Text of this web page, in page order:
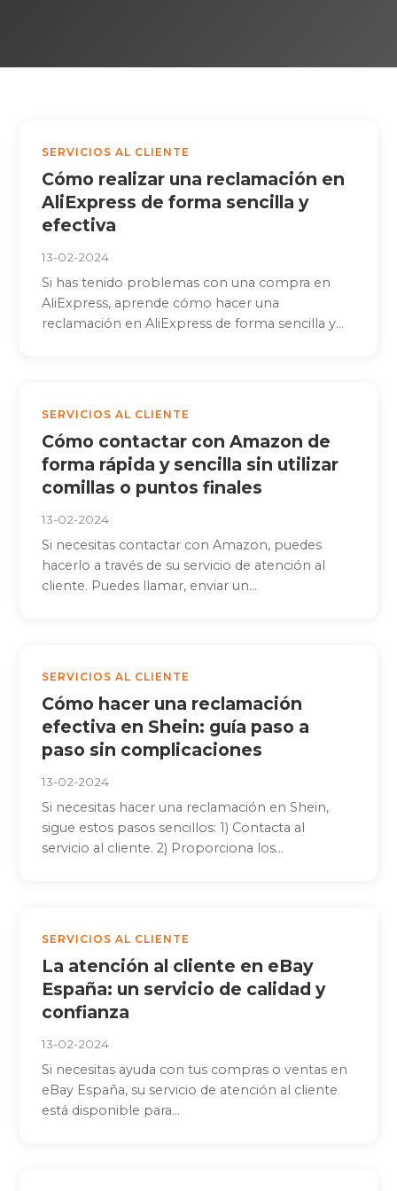
SERVICIOS AL CLIENTE
Cómo realizar una reclamación en
AliExpress de forma sencilla y
efectiva
13-02-2024
Si has tenido problemas con una compra en
AliExpress, aprende cómo hacer una
reclamación en AliExpress de forma sencilla y...
SERVICIOS AL CLIENTE
Cómo contactar con Amazon de
forma rápida y sencilla sin utilizar
comillas o puntos finales
13-02-2024
Si necesitas contactar con Amazon, puedes
hacerlo a través de su servicio de atención al
cliente. Puedes llamar, enviar un...
SERVICIOS AL CLIENTE
Cómo hacer una reclamación
efectiva en Shein: guía paso a
paso sin complicaciones
13-02-2024
Si necesitas hacer una reclamación en Shein,
sigue estos pasos sencillos: 1) Contacta al
servicio al cliente. 2) Proporciona los...
SERVICIOS AL CLIENTE
La atención al cliente en eBay
España: un servicio de calidad y
confianza
13-02-2024
Si necesitas ayuda con tus compras o ventas en
eBay España, su servicio de atención al cliente
está disponible para...